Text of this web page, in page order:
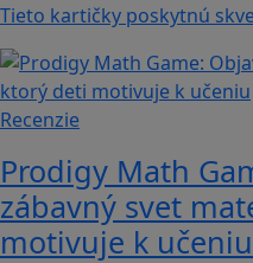
Tieto kartičky poskytnú
Recenzie
Prodigy Math
zábavný svet
motivuje k učeniu